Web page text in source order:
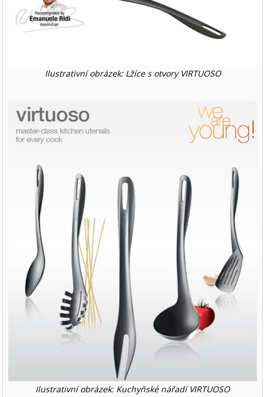
Ilustrativní obrázek: Lžíce s otvory VIRTUOSO
Ilustrativní obrázek: Kuchyňské nářadí VIRTUOSO